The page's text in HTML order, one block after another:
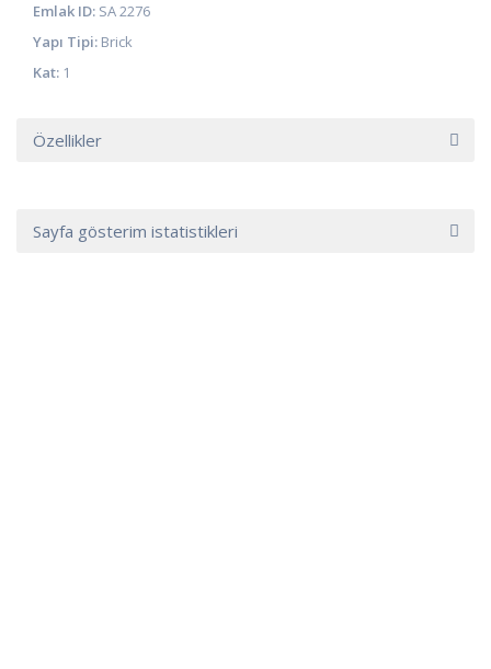
Emlak ID: SA 2276
Yapı Tipi: Brick
Kat: 1
Özellikler
Sayfa gösterim istatistikleri